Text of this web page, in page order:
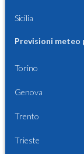
Sicilia
Previsioni
Torino
Genova
Trento
Trieste